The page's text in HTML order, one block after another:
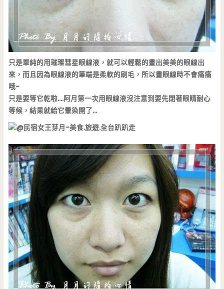
只是單純的用璀璨彗星眼線液，就可以輕鬆的畫出美美的眼線出
來，而且因為眼線液的筆端是柔軟的刷毛，所以畫眼線時不會痛痛
哦~
只是要等它乾啦….阿月第一次用眼線液沒注意到要先閉著眼睛耐心
等候，結果就給它暈染開了…